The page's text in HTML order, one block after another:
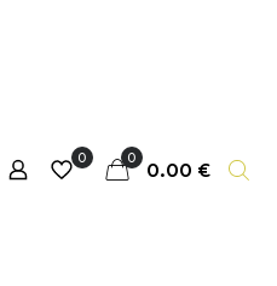
0 0 0.00 €